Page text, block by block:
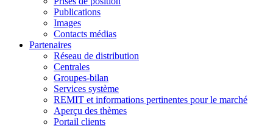
Publications
Images
Contacts médias
Partenaires
Réseau de distribution
Centrales
Groupes-bilan
Services système
REMIT et informations pertinentes pour le marché
Aperçu des thèmes
Portail clients